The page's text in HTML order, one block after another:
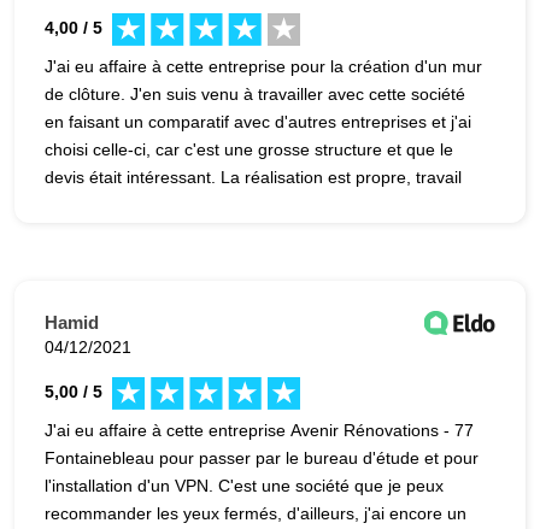
4,00 / 5
J'ai eu affaire à cette entreprise pour la création d'un mur
de clôture. J'en suis venu à travailler avec cette société
en faisant un comparatif avec d'autres entreprises et j'ai
choisi celle-ci, car c'est une grosse structure et que le
devis était intéressant. La réalisation est propre, travail
Hamid
04/12/2021
5,00 / 5
J'ai eu affaire à cette entreprise Avenir Rénovations - 77
Fontainebleau pour passer par le bureau d'étude et pour
l'installation d'un VPN. C'est une société que je peux
recommander les yeux fermés, d'ailleurs, j'ai encore un